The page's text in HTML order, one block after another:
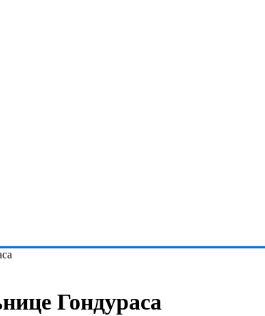
Гондураса